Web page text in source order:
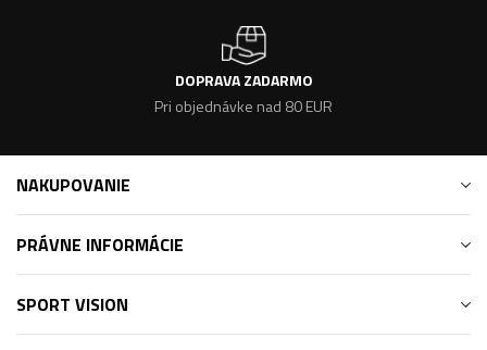
DOPRAVA ZADARMO
Pri objednávke nad 80 EUR
NAKUPOVANIE
PRÁVNE INFORMÁCIE
SPORT VISION